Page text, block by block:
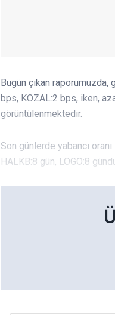
Bugün çıkan raporumuzda,
bps, KOZAL:2 bps, iken,
görüntülenmektedir.
Son günlerde yabancı
HALKB:8 gün, LOGO:8